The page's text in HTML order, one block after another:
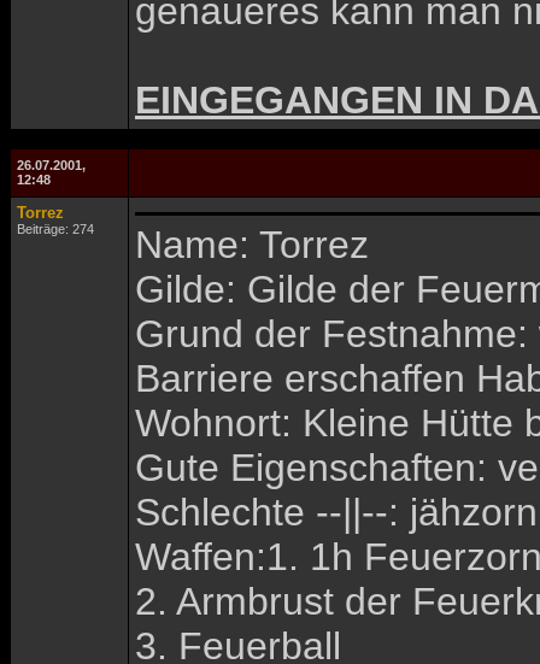
genaueres kann man
EINGEGANGEN IN
26.07.2001,
12:48
Torrez
Beiträge: 274
Name: Torrez
Gilde: Gilde der
Grund der
Barriere erschaffen
Wohnort: Kleine Hütte
Gute Eigenschaften:
Schlechte --||--:
Waffen:1. 1h
2. Armbrust der
3. Feuerball